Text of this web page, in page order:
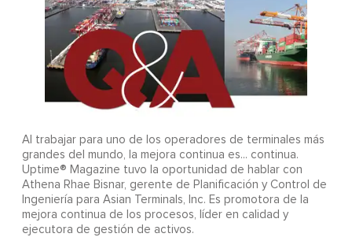
Al trabajar para uno de los operadores de terminales más
grandes del mundo, la mejora continua es... continua.
Uptime® Magazine tuvo la oportunidad de hablar con
Athena Rhae Bisnar, gerente de Planificación y Control de
Ingeniería para Asian Terminals, Inc. Es promotora de la
mejora continua de los procesos, líder en calidad y
ejecutora de gestión de activos.